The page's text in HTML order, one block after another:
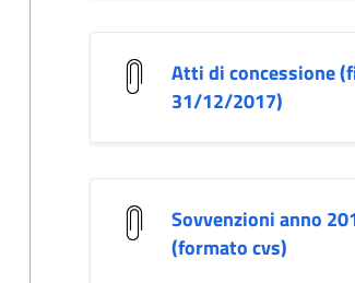
Atti di concessione
31/12/2017)
Sovvenzioni anno
(formato cvs)